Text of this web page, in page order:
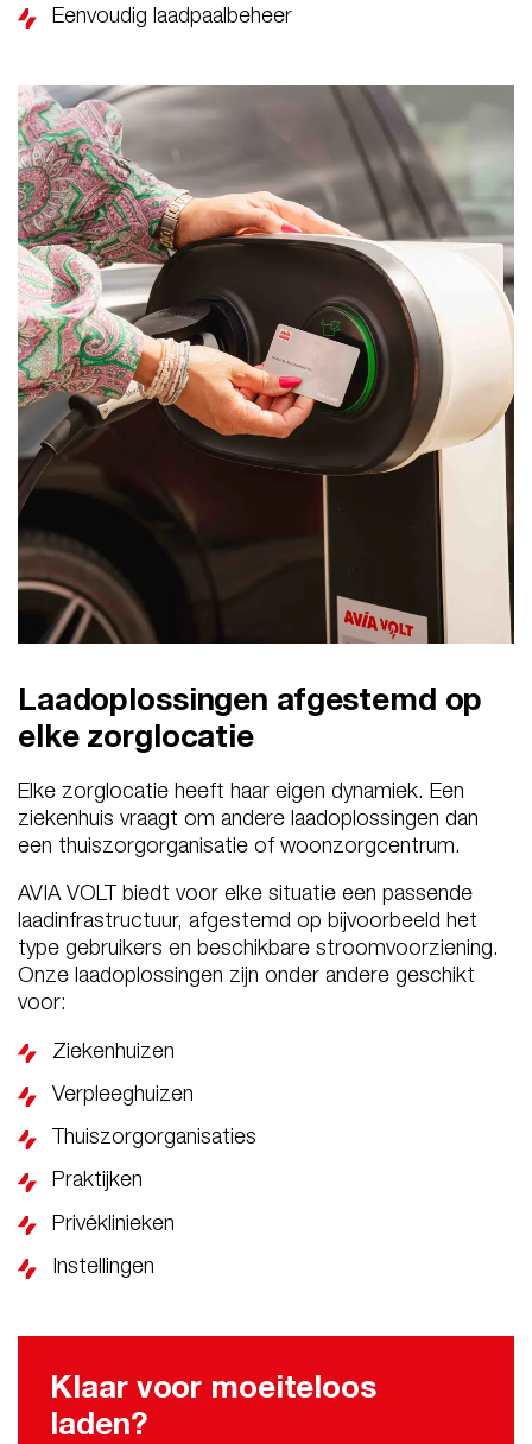
Eenvoudig laadpaalbeheer
Laadoplossingen afgestemd op
elke zorglocatie
Elke zorglocatie heeft haar eigen dynamiek. Een
ziekenhuis vraagt om andere laadoplossingen dan
een thuiszorgorganisatie of woonzorgcentrum.
AVIA VOLT biedt voor elke situatie een passende
laadinfrastructuur, afgestemd op bijvoorbeeld het
type gebruikers en beschikbare stroomvoorziening.
Onze laadoplossingen zijn onder andere geschikt
voor:
Ziekenhuizen
Verpleeghuizen
Thuiszorgorganisaties
Praktijken
Privéklinieken
Instellingen
Klaar voor moeiteloos
laden?